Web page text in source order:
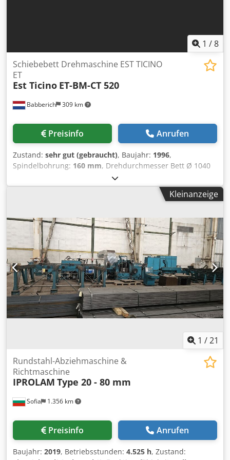
1 /8
Babberich 309 km
Schiebebett Drehmaschine EST TICINO
ET
Est Ticino ET-BM-CT 520
Preisinfo Anrufen
Zustand: sehr gut (gebraucht), Baujahr: 1996,
Spindelbohrung: 160 mm, Drehdurchmesser Bett Ø 1040
mm Drehdurchmesser Schlitten 710 mm
Drehdurchmesser Grube Ø 1580 mm Drehlänge 3000/4500
mm Grubenlänge 1500 mm Spindelbohrung 160 mm
Spindelaufnahme 6 Mk Werkstückgewicht 3500 Drehzahl
800 Rpm Vorschub X - Achse Csdsxtbf Eepfx Am Hjha
10000 mm/min. Vorschub Z- Achse 10000 mm/min.
Kleinanzeige
1 /21
Sofia 1.356 km
Rundstahl-Abziehmaschine &
Richtmaschine
IPROLAM Type 20 - 80 mm
Preisinfo Anrufen
Baujahr: 2019, Betriebsstunden: 4.525 h, Zustand: